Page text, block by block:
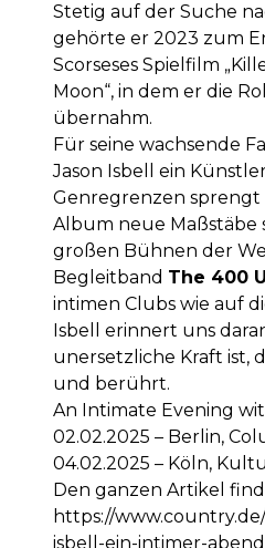
Stetig auf der Suche
gehörte er 2023 zum
Scorseses Spielfilm
Moon“, in dem er die
übernahm.
Für seine wachsende
Jason Isbell ein
Genregrenzen
Album neue Maßstäbe
großen Bühnen der
Begleitband The 400
intimen Clubs wie auf
Isbell erinnert uns
unersetzliche Kraft ist,
und berührt.
An Intimate Evening
02.02.2025 – Berlin,
04.02.2025 – Köln,
Den ganzen Artikel
https://
isbell-ein-intimer-